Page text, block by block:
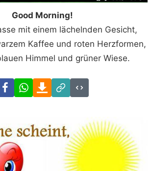
Good Morning!
mit einem lächelnden Gesicht,
Kaffee und roten Herzformen,
Himmel und grüner Wiese.
FacebookWhatsAppDownload
Link
Code